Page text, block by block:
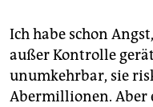
Ich habe schon
außer Kontrolle
unumkehrbar, sie
Abermillionen. Aber